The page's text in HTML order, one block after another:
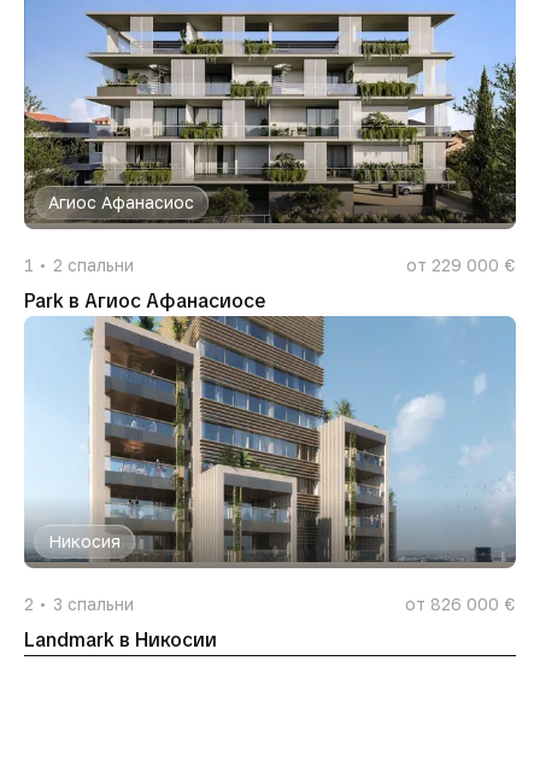
Агиос Афанасиос
1 2 спальни от 229 000 €
Park в Агиос Афанасиосе
Никосия
2 3 спальни от 826 000 €
Landmark в Никосии